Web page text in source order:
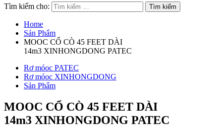
Tìm kiếm cho:
Home
Sản Phẩm
MOOC CỔ CÒ 45 FEET DÀI
14m3 XINHONGDONG PATEC
Rơ móoc PATEC
Rơ móoc XINHONGDONG
Sản Phẩm
MOOC CỔ CÒ 45 FEET DÀI
14m3 XINHONGDONG PATEC